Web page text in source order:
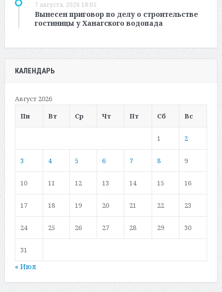
7 августа, 2026 18:05
Вынесен приговор по делу о строительстве
гостиницы у Ханагского водопада
КАЛЕНДАРЬ
Август 2026
Пн
Вт Ср Чт Пт Сб Вс
1 2
3 4 5 6 7 8 9
10 11 12 13 14 15 16
17 18 19 20 21 22 23
24 25 26 27 28 29 30
31
« Июл